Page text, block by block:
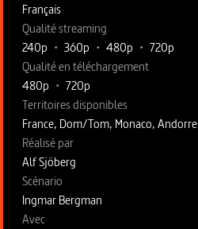
Français
Qualité streaming
240p • 360p • 480p • 720p
Qualité en téléchargement
480p • 720p
Territoires disponibles
France, Dom/Tom, Monaco, Andorre
Fiche technique section droite
Réalisé par
Alf Sjöberg
Scénario
Ingmar Bergman
Avec